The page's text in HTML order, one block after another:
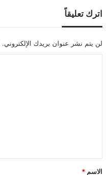
اترك تعليقاً
لن يتم نشر عنوان بريدك الإلكتروني.
*
الاسم *